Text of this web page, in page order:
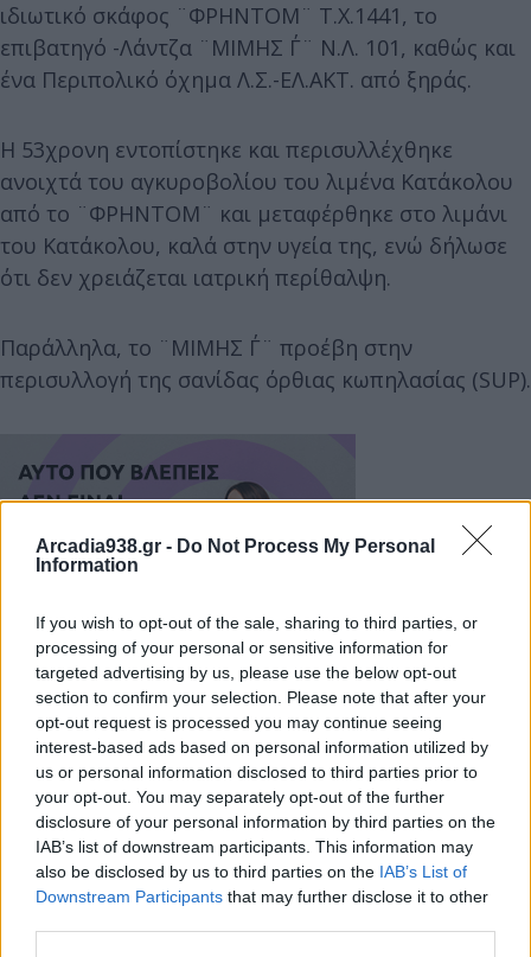
Arcadia938.gr - Do Not Process My Personal
Information
If you wish to opt-out of the sale, sharing to third parties, or
processing of your personal or sensitive information for
targeted advertising by us, please use the below opt-out
section to confirm your selection. Please note that after your
opt-out request is processed you may continue seeing
interest-based ads based on personal information utilized by
us or personal information disclosed to third parties prior to
your opt-out. You may separately opt-out of the further
disclosure of your personal information by third parties on the
IAB’s list of downstream participants. This information may
also be disclosed by us to third parties on the IAB’s List of
Downstream Participants that may further disclose it to other
ιδιωτικό σκάφος ¨ΦΡΗΝΤΟΜ¨ Τ.Χ.1441, το
επιβατηγό -Λάντζα ¨ΜΙΜΗΣ Γ΄¨ Ν.Λ. 101, καθώς και
ένα Περιπολικό όχημα Λ.Σ.-ΕΛ.ΑΚΤ. από ξηράς.
Η 53χρονη εντοπίστηκε και περισυλλέχθηκε
ανοιχτά του αγκυροβολίου του λιμένα Κατάκολου
από το ¨ΦΡΗΝΤΟΜ¨ και μεταφέρθηκε στο λιμάνι
του Κατάκολου, καλά στην υγεία της, ενώ δήλωσε
ότι δεν χρειάζεται ιατρική περίθαλψη.
Παράλληλα, το ¨ΜΙΜΗΣ Γ΄¨ προέβη στην
περισυλλογή της σανίδας όρθιας κωπηλασίας (SUP).
Διάβασε σχετικά
Επιχείρηση μετακομιδής ασθενούς ναυτικού
από το Λιμενικό στην Καλαμάτα